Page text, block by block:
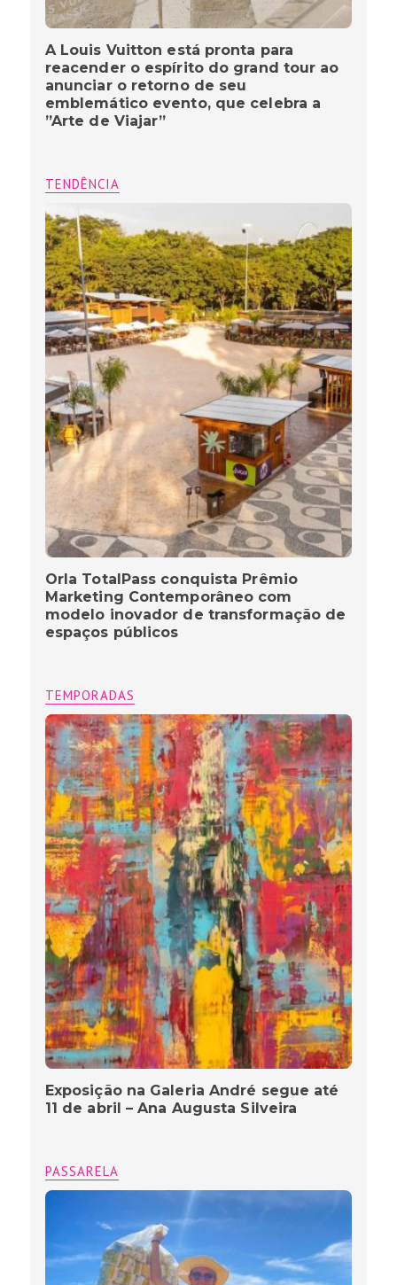
A Louis Vuitton está pronta para
reacender o espírito do grand tour ao
anunciar o retorno de seu
emblemático evento, que celebra a
”Arte de Viajar”
TENDÊNCIA
Orla TotalPass conquista Prêmio
Marketing Contemporâneo com
modelo inovador de transformação de
espaços públicos
TEMPORADAS
Exposição na Galeria André segue até
11 de abril – Ana Augusta Silveira
PASSARELA